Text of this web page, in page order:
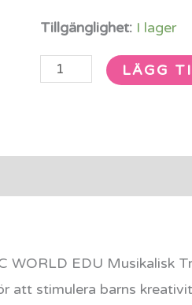
Tillgänglighet: I lager
LÄGG
WORLD EDU Musikalisk
att stimulera barns